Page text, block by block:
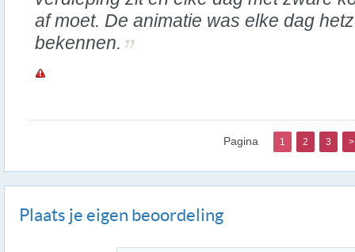
af moet. De animatie was elke dag
bekennen.
Pagina 1 2 3 >
Plaats je eigen beoordeling